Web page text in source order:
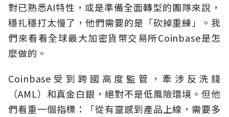
對已熟悉AI特性，或是準備全面轉型的團隊來說，
穩扎穩打太慢了，他們需要的是「砍掉重練」。我
們來看看全球最大加密貨幣交易所Coinbase是怎
麼做的。
Coinbase受到跨國高度監管，牽涉反洗錢
（AML）和真金白銀，絕對不是低風險環境。但他
們看重一個指標：「從有靈感到產品上線，需要多